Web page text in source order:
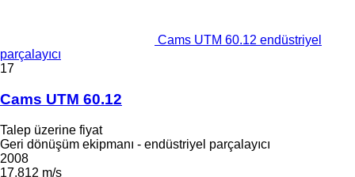
Cams UTM 60.12 endüstriyel
parçalayıcı
17
Cams UTM 60.12
Talep üzerine fiyat
Geri dönüşüm ekipmanı - endüstriyel parçalayıcı
2008
17.812 m/s